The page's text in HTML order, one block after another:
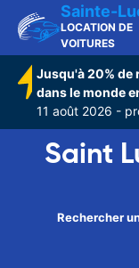
Sainte-
LOCATION DE
VOITURES
Jusqu'à 20%
dans le monde
11 août 2026 -
Saint
Rechercher